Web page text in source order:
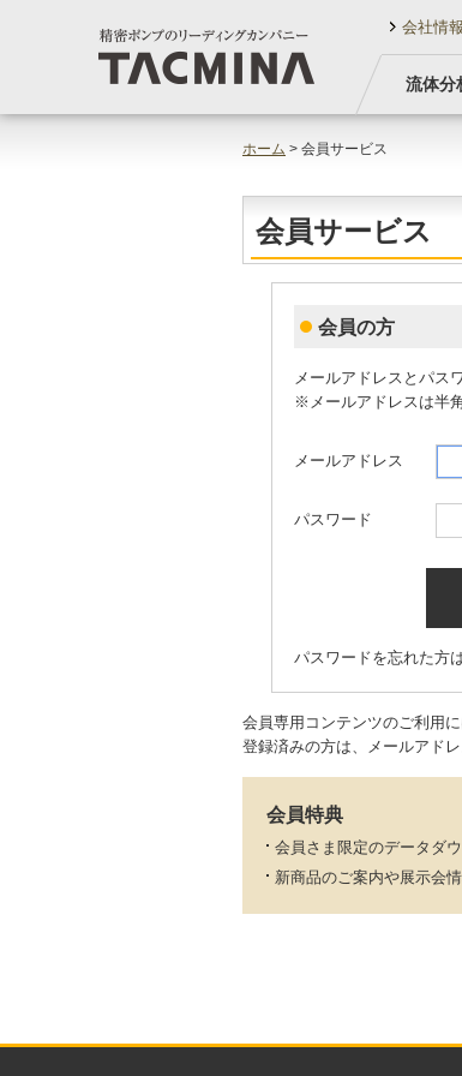
会社情報
流体分
ホーム > 会員サービス
会員サービス
会員の方
メールアドレスとパス
※メールアドレスは半
メールアドレス
パスワード
パスワードを忘れた方
会員専用コンテンツのご利用
登録済みの方は、メールアド
会員特典
会員さま限定のデータダ
新商品のご案内や展示会